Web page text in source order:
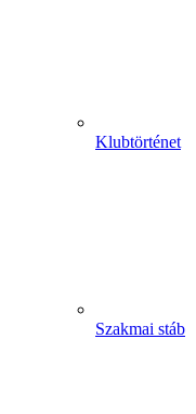
Klubtörténet
Szakmai stáb